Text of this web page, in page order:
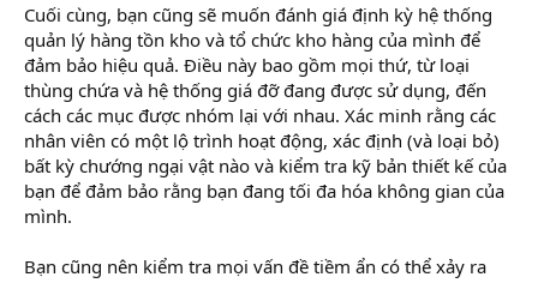
Cuối cùng, bạn cũng sẽ muốn đánh giá định kỳ hệ thống
quản lý hàng tồn kho và tổ chức kho hàng của mình để
đảm bảo hiệu quả. Điều này bao gồm mọi thứ, từ loại
thùng chứa và hệ thống giá đỡ đang được sử dụng, đến
cách các mục được nhóm lại với nhau. Xác minh rằng các
nhân viên có một lộ trình hoạt động, xác định (và loại bỏ)
bất kỳ chướng ngại vật nào và kiểm tra kỹ bản thiết kế của
bạn để đảm bảo rằng bạn đang tối đa hóa không gian của
mình.
Bạn cũng nên kiểm tra mọi vấn đề tiềm ẩn có thể xảy ra